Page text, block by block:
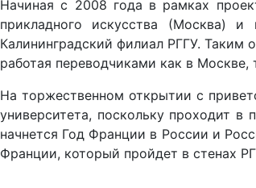
Начиная с 2008 года в рамках
прикладного искусства (Москва)
Калининградский филиал РГГУ. Таким
работая переводчиками как в Москве,
На торжественном открытии с
университета, поскольку проходит
начнется Год Франции в России и
Франции, который пройдет в стенах